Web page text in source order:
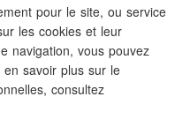
pour le site, ou service
les cookies et leur
navigation, vous pouvez
en savoir plus sur le
consultez